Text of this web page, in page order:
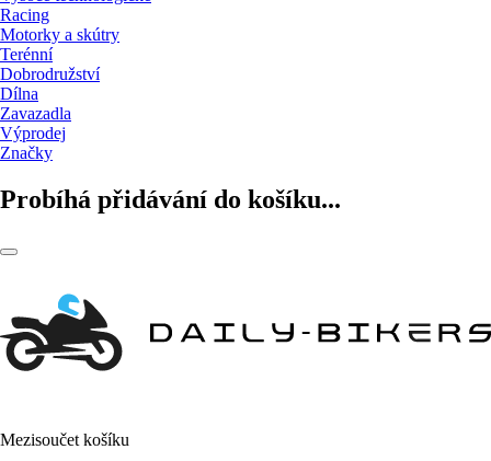
Racing
Motorky a skútry
Terénní
Dobrodružství
Dílna
Zavazadla
Výprodej
Značky
Probíhá přidávání do košíku...
Mezisoučet košíku